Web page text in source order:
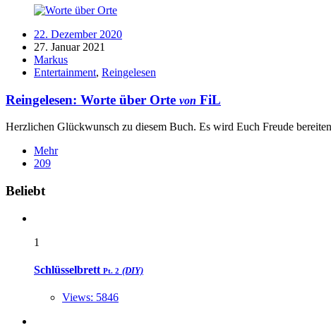
22. Dezember 2020
27. Januar 2021
Markus
Entertainment, Reingelesen
Reingelesen: Worte über Orte von FiL
Herzlichen Glückwunsch zu diesem Buch. Es wird Euch Freude
Mehr
209
Widgets
Beliebt
1
Schlüsselbrett Pt. 2 (DIY)
Views: 5846